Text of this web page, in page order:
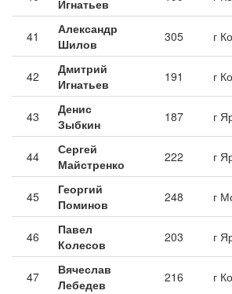
Игнатьев
41
Александр
Шилов
305 г
42
Дмитрий
Игнатьев
191 г
43
Денис
Зыбкин
187 г
44
Сергей
Майстренко
222 г
45
Георгий
Поминов
248 г
46
Павел
Колесов
203 г
47
Вячеслав
Лебедев
216 г